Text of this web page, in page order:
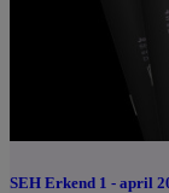
SEH Erkend 1 - april